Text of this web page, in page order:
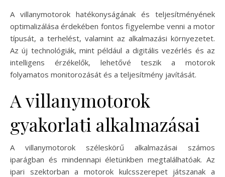
A villanymotorok hatékonyságának és teljesítményének
optimalizálása érdekében fontos figyelembe venni a motor
típusát, a terhelést, valamint az alkalmazási környezetet.
Az új technológiák, mint például a digitális vezérlés és az
intelligens érzékelők, lehetővé teszik a motorok
folyamatos monitorozását és a teljesítmény javítását.
A villanymotorok
gyakorlati alkalmazásai
A villanymotorok széleskörű alkalmazásai számos
iparágban és mindennapi életünkben megtalálhatóak. Az
ipari szektorban a motorok kulcsszerepet játszanak a